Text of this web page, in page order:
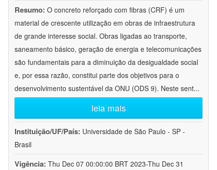
Resumo: O concreto reforçado com fibras (CRF) é um
material de crescente utilização em obras de infraestrutura
de grande interesse social. Obras ligadas ao transporte,
saneamento básico, geração de energia e telecomunicações
são fundamentais para a diminuição da desigualdade social
e, por essa razão, constitui parte dos objetivos para o
desenvolvimento sustentável da ONU (ODS 9). Neste sent...
leia mais
Instituição/UF/País: Universidade de São Paulo - SP -
Brasil
Vigência: Thu Dec 07 00:00:00 BRT 2023-Thu Dec 31